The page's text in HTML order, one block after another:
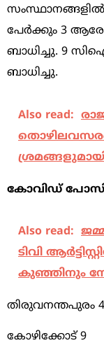
പേർക്കും 3
ബാധിച്ചു. 9
ബാധിച്ചു.
Also read:
കോവിഡ്
Also read:
ടിവി
കുഞ്ഞിനും
തിരുവനന്തപുരം 4
കോഴിക്കോട് 9